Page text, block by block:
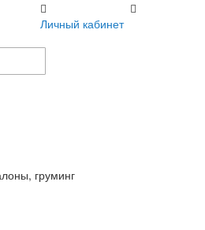
Личный кабинет
груминг